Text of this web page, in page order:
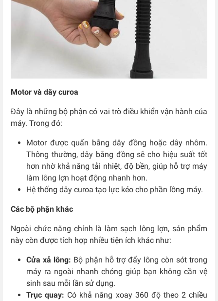
Motor và dây curoa
Đây là những bộ phận có vai trò điều khiển vận hành của
máy. Trong đó:
Motor được quấn bằng dây đồng hoặc dây nhôm.
Thông thường, dây bằng đồng sẽ cho hiệu suất tốt
hơn nhờ khả năng tải nhiệt, độ bền, giúp hỗ trợ máy
làm lông lợn hoạt động nhanh hơn.
Hệ thống dây curoa tạo lực kéo cho phần lồng máy.
Các bộ phận khác
Ngoài chức năng chính là làm sạch lông lợn, sản phẩm
này còn được tích hợp nhiều tiện ích khác như:
Cửa xả lông: Bộ phận hỗ trợ đẩy lông còn sót trong
máy ra ngoài nhanh chóng giúp bạn không cần vệ
sinh sau mỗi lần sử dụng.
Trục quay: Có khả năng xoay 360 độ theo 2 chiều